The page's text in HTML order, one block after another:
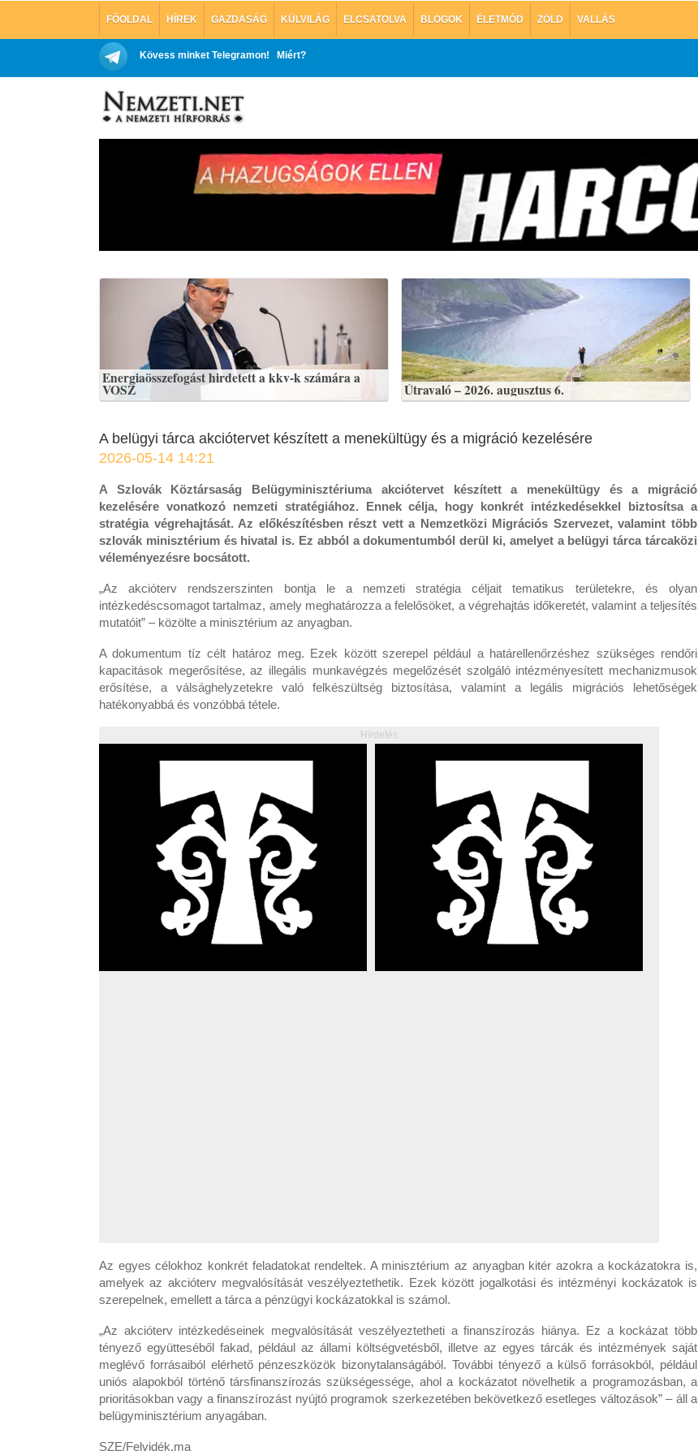
FŐOLDAL HÍREK GAZDASÁG KÜLVILÁG ELCSATOLVA BLOGOK ÉLETMÓD ZÖLD VALLÁS
Kövess minket Telegramon! Miért?
Energiaösszefogást hirdetett a kkv-k számára a
VOSZ Útravaló – 2026. augusztus 6.
A belügyi tárca akciótervet készített a menekültügy és a migráció kezelésére
2026-05-14 14:21
A Szlovák Köztársaság Belügyminisztériuma akciótervet készített a menekültügy és a migráció
kezelésére vonatkozó nemzeti stratégiához. Ennek célja, hogy konkrét intézkedésekkel biztosítsa a
stratégia végrehajtását. Az előkészítésben részt vett a Nemzetközi Migrációs Szervezet, valamint több
szlovák minisztérium és hivatal is. Ez abból a dokumentumból derül ki, amelyet a belügyi tárca tárcaközi
véleményezésre bocsátott.
„Az akcióterv rendszerszinten bontja le a nemzeti stratégia céljait tematikus területekre, és olyan
intézkedéscsomagot tartalmaz, amely meghatározza a felelősöket, a végrehajtás időkeretét, valamint a teljesítés
mutatóit” – közölte a minisztérium az anyagban.
A dokumentum tíz célt határoz meg. Ezek között szerepel például a határellenőrzéshez szükséges rendőri
kapacitások megerősítése, az illegális munkavégzés megelőzését szolgáló intézményesített mechanizmusok
erősítése, a válsághelyzetekre való felkészültség biztosítása, valamint a legális migrációs lehetőségek
hatékonyabbá és vonzóbbá tétele.
Hírdetés
Az egyes célokhoz konkrét feladatokat rendeltek. A minisztérium az anyagban kitér azokra a kockázatokra is,
amelyek az akcióterv megvalósítását veszélyeztethetik. Ezek között jogalkotási és intézményi kockázatok is
szerepelnek, emellett a tárca a pénzügyi kockázatokkal is számol.
„Az akcióterv intézkedéseinek megvalósítását veszélyeztetheti a finanszírozás hiánya. Ez a kockázat több
tényező együtteséből fakad, például az állami költségvetésből, illetve az egyes tárcák és intézmények saját
meglévő forrásaiból elérhető pénzeszközök bizonytalanságából. További tényező a külső forrásokból, például
uniós alapokból történő társfinanszírozás szükségessége, ahol a kockázatot növelhetik a programozásban, a
prioritásokban vagy a finanszírozást nyújtó programok szerkezetében bekövetkező esetleges változások” – áll a
belügyminisztérium anyagában.
SZE/Felvidék.ma